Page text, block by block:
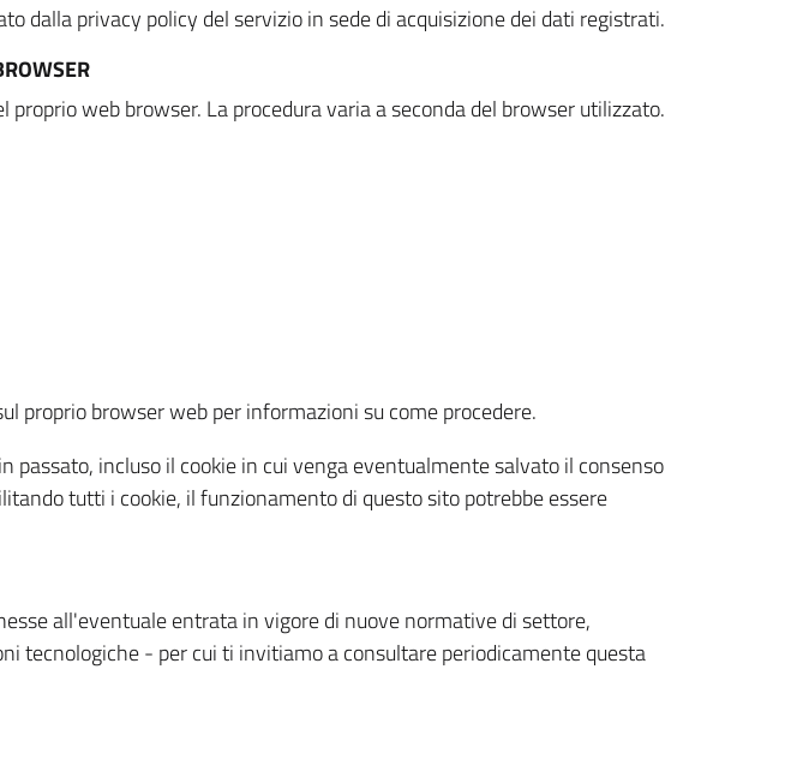
dalla privacy policy del servizio in sede di acquisizione dei dati registrati.
web browser. La procedura varia a seconda del browser utilizzato.
proprio browser web per informazioni su come procedere.
incluso il cookie in cui venga eventualmente salvato il consenso
tutti i cookie, il funzionamento di questo sito potrebbe essere
all'eventuale entrata in vigore di nuove normative di settore,
tecnologiche - per cui ti invitiamo a consultare periodicamente questa